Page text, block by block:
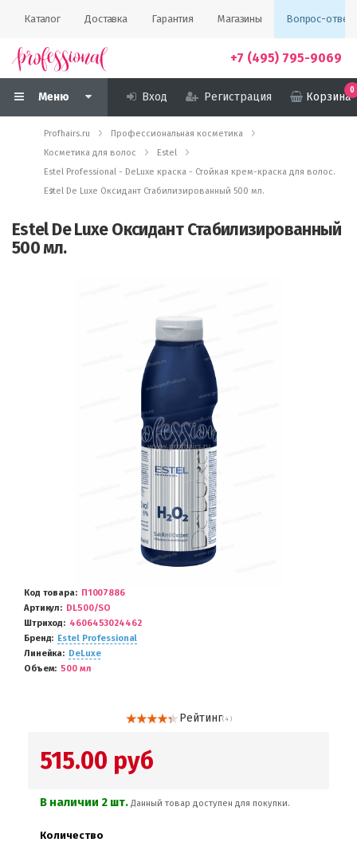
Каталог Доставка Гарантия Магазины Вопрос-ответ
+7 (495) 795-9069
Меню Вход Регистрация Корзина
0
Profhairs.ru
Профессиональная косметика
Косметика для волос
Estel
Estel Professional - DeLuxe краска - Стойкая крем-краска для волос.
Estel De Luxe Оксидант Стабилизированный 500 мл.
Estel De Luxe Оксидант Стабилизированный
500 мл.
Код товара
П1007886
Артикул
DL500/SO
Штриход
4606453024462
Бренд
Estel Professional
Линейка
DeLuxe
Объем
500 мл
Рейтинг( 4 )
515.00 руб
В наличии 2 шт. Данный товар доступен для покупки.
Количество